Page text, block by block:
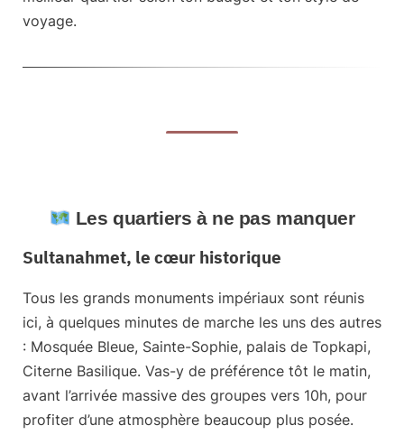
voyage.
Les quartiers à ne pas manquer
Sultanahmet, le cœur historique
Tous les grands monuments impériaux sont réunis
ici, à quelques minutes de marche les uns des autres
: Mosquée Bleue, Sainte-Sophie, palais de Topkapi,
Citerne Basilique. Vas-y de préférence tôt le matin,
avant l’arrivée massive des groupes vers 10h, pour
profiter d’une atmosphère beaucoup plus posée.